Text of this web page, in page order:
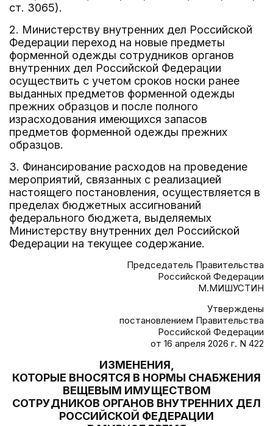
ст. 3065).
2. Министерству внутренних дел Российской
Федерации переход на новые предметы
форменной одежды сотрудников органов
внутренних дел Российской Федерации
осуществить с учетом сроков носки ранее
выданных предметов форменной одежды
прежних образцов и после полного
израсходования имеющихся запасов
предметов форменной одежды прежних
образцов.
3. Финансирование расходов на проведение
мероприятий, связанных с реализацией
настоящего постановления, осуществляется в
пределах бюджетных ассигнований
федерального бюджета, выделяемых
Министерству внутренних дел Российской
Федерации на текущее содержание.
Председатель Правительства
Российской Федерации
М.МИШУСТИН
Утверждены
постановлением Правительства
Российской Федерации
от 16 апреля 2026 г. N 422
ИЗМЕНЕНИЯ,
КОТОРЫЕ ВНОСЯТСЯ В НОРМЫ СНАБЖЕНИЯ
ВЕЩЕВЫМ ИМУЩЕСТВОМ
СОТРУДНИКОВ ОРГАНОВ ВНУТРЕННИХ ДЕЛ
РОССИЙСКОЙ ФЕДЕРАЦИИ